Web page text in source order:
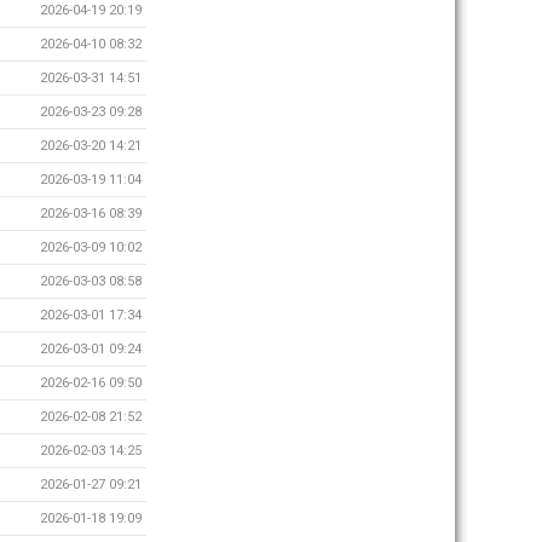
2026-04-19 20:19
2026-04-10 08:32
2026-03-31 14:51
2026-03-23 09:28
2026-03-20 14:21
2026-03-19 11:04
2026-03-16 08:39
2026-03-09 10:02
2026-03-03 08:58
2026-03-01 17:34
2026-03-01 09:24
2026-02-16 09:50
2026-02-08 21:52
2026-02-03 14:25
2026-01-27 09:21
2026-01-18 19:09